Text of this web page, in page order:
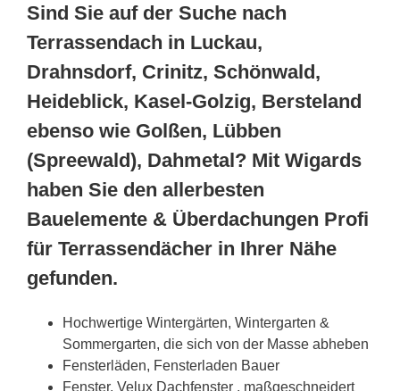
Sind Sie auf der Suche nach
Terrassendach in Luckau,
Drahnsdorf, Crinitz, Schönwald,
Heideblick, Kasel-Golzig, Bersteland
ebenso wie Golßen, Lübben
(Spreewald), Dahmetal? Mit Wigards
haben Sie den allerbesten
Bauelemente & Überdachungen Profi
für Terrassendächer in Ihrer Nähe
gefunden.
Hochwertige Wintergärten, Wintergarten &
Sommergarten, die sich von der Masse abheben
Fensterläden, Fensterladen Bauer
Fenster, Velux Dachfenster , maßgeschneidert